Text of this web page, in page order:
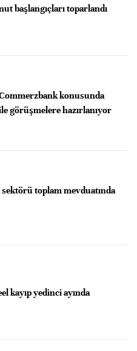
başlangıçları toparlandı
konusunda
görüşmelere hazırlanıyor
sektörü toplam mevduatında
kayıp yedinci ayında